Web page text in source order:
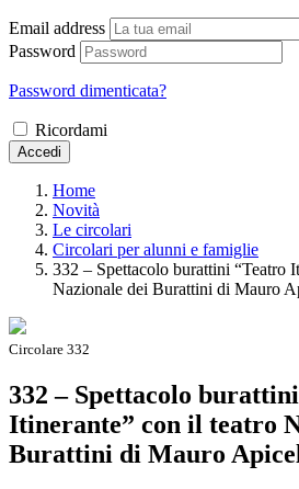
Email address
Password
Password dimenticata?
Ricordami
Accedi
Home
Novità
Le circolari
Circolari per alunni e famiglie
332 – Spettacolo burattini “Teatro
Nazionale dei Burattini di Mauro
Circolare 332
332 – Spettacolo
Itinerante” con il teatro
Burattini di Mauro